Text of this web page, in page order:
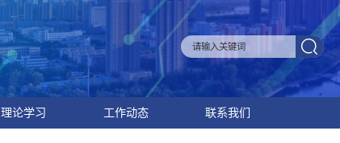
理论学习 工作动态 联系我们